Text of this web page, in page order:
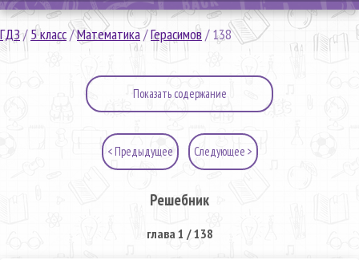
ГДЗ/5 класс/Математика/Герасимов/138
Показать содержание
< Предыдущее Следующее >
Решебник
глава 1 / 138